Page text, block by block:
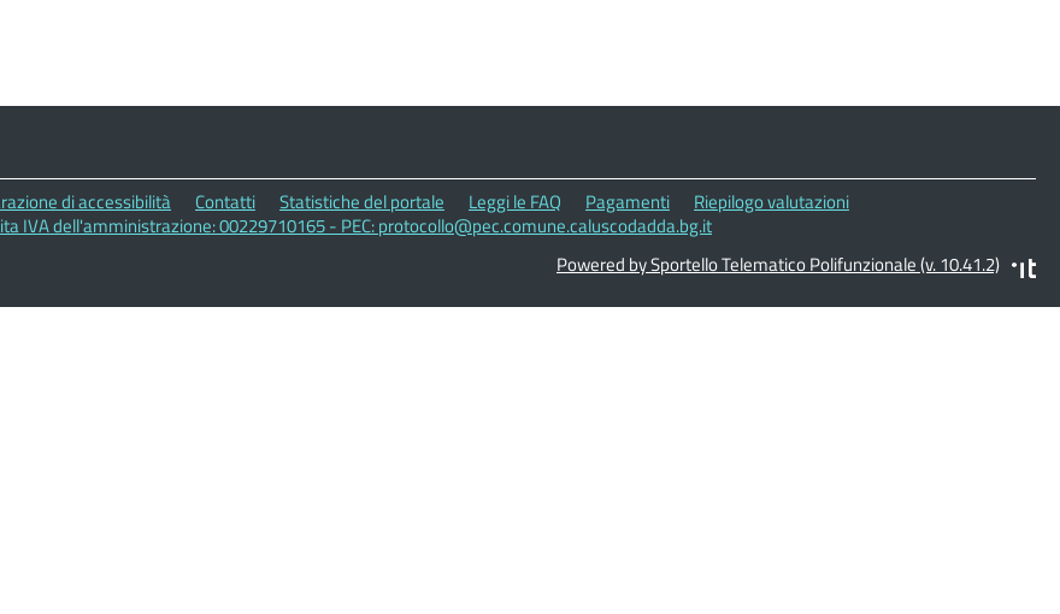
di accessibilità Contatti Statistiche del portale Leggi le FAQ Pagamenti
Riepilogo valutazioni
IVA dell'amministrazione: 00229710165 - PEC: protocollo@pec.comune.caluscodadda.bg.it
Powered by Sportello Telematico Polifunzionale (v. 10.41.2)